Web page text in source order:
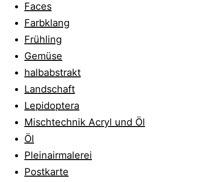
Faces
Farbklang
Frühling
Gemüse
halbabstrakt
Landschaft
Lepidoptera
Mischtechnik Acryl und Öl
Öl
Pleinairmalerei
Postkarte